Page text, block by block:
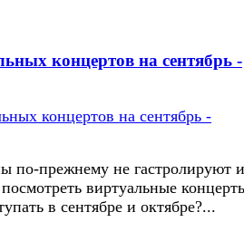
концертов на сентябрь -
прежнему не гастролируют
виртуальные
в сентябре и октябре?...